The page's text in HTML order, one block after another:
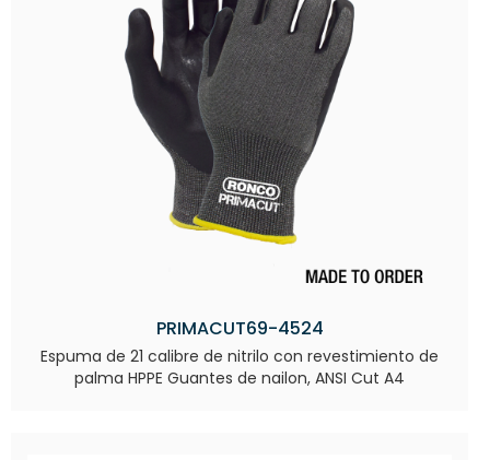
PRIMACUT69-4524
Espuma de 21 calibre de nitrilo con revestimiento de
palma HPPE Guantes de nailon, ANSI Cut A4